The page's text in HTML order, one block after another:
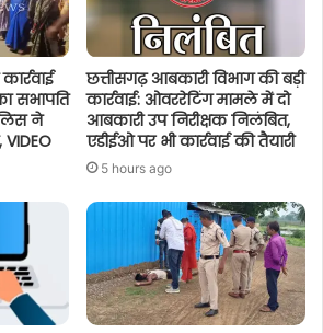
सभापति
ने
छत्तीसगढ़ आबकारी विभाग की बड़ी
कार्रवाई: ओवररेटिंग मामले में दो
आबकारी उप निरीक्षक निलंबित,
एडीईओ पर भी कार्रवाई की तैयारी
5 hours ago